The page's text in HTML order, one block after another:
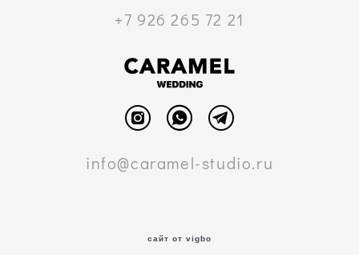
+7 926 265 72 21
info@caramel-studio.ru
сайт от vigbo